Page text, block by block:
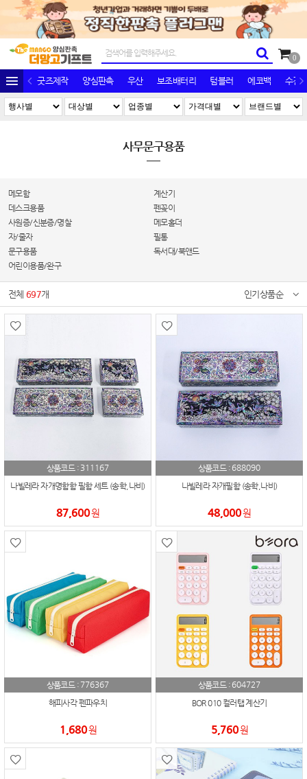
0
굿즈제작 양심판촉 우산 보조배터리 텀블러 에코백 수건/
사무문구용품
메모함
계산기
데스크용품
펜꽂이
사원증/신분증/명찰
메모홀더
자/줄자
필통
문구용품
독서대/북앤드
어린이용품/완구
전체697개 인기상품순
상품코드 : 311167
나빌레라 자개명함함 필함 세트 (송학,나비)
87,600원
상품코드 : 688090
나빌레라 자개필함 (송학,나비)
48,000원
상품코드 : 776367
해피사각 펜파우치
1,680원
상품코드 : 604727
BOR 010 컬러탭 계산기
5,760원